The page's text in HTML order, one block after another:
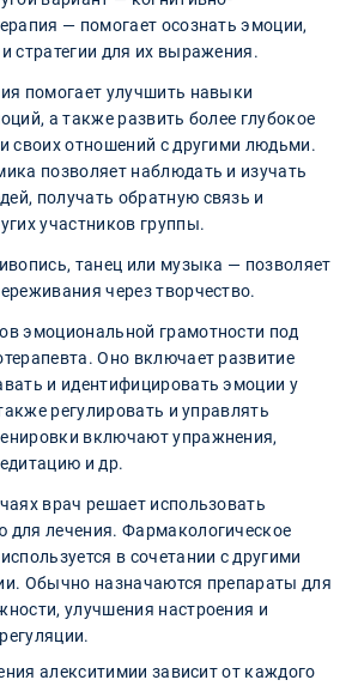
— помогает осознать эмоции,
стратегии для их выражения.
помогает улучшить навыки
а также развить более глубокое
своих отношений с другими людьми.
позволяет наблюдать и изучать
получать обратную связь и
участников группы.
танец или музыка — позволяет
через творчество.
эмоциональной грамотности под
Оно включает развитие
и идентифицировать эмоции у
регулировать и управлять
включают упражнения,
и др.
врач решает использовать
для лечения. Фармакологическое
в сочетании с другими
Обычно назначаются препараты для
улучшения настроения и
алекситимии зависит от каждого